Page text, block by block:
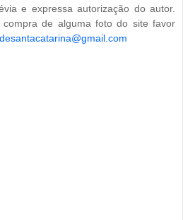
e expressa autorização do autor.
de alguma foto do site favor